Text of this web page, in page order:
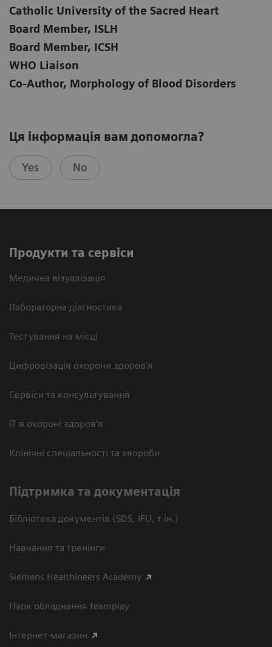
Catholic University of the Sacred Heart
Board Member, ISLH
Board Member, ICSH
WHO Liaison
Co-Author, Morphology of Blood Disorders
Ця інформація вам допомогла?
Yes No
Продукти та сервіси
Медична візуалізація
Лабораторна діагностика
Тестування на місці
Цифровізація охорони здоров’я
Сервіси та консультування
ІТ в охороні здоров’я
Клінічні спеціальності та хвороби
Підтримка та документація
Бібліотека документів (SDS, IFU, т.ін.)
Навчання та тренінги
Siemens Healthineers Academy
Парк обладнання teamplay
Інтернет-магазин